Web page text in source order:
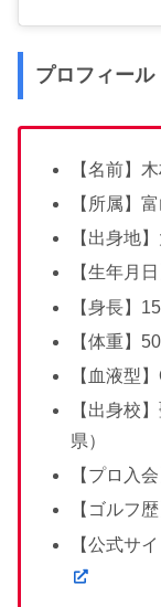
プロフィール
【名前】
【所属】
【出身地
【生年月
【身長】
【体重】
【血液型
【出身校
県）
【プロ入
【ゴルフ
【公式サイ